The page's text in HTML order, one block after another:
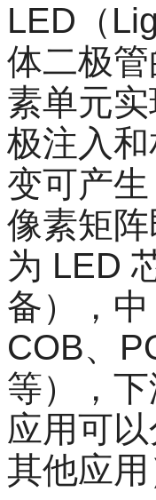
LED（
体二极
素单元
极注 入
变可产生
像素矩
为 LED
备），
COB、
等），
应用可
其他应用